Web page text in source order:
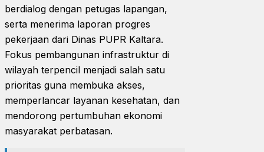
berdialog dengan petugas lapangan,
serta menerima laporan progres
pekerjaan dari Dinas PUPR Kaltara.
Fokus pembangunan infrastruktur di
wilayah terpencil menjadi salah satu
prioritas guna membuka akses,
memperlancar layanan kesehatan, dan
mendorong pertumbuhan ekonomi
masyarakat perbatasan.